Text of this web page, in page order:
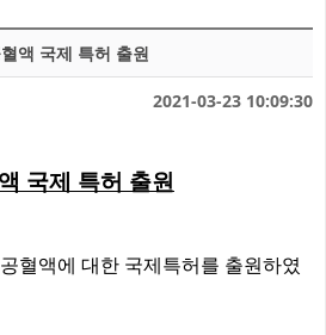
액 국제 특허 출원
2021-03-23 10:09:30
국제 특허 출원
혈액에 대한 국제특허를 출원하였